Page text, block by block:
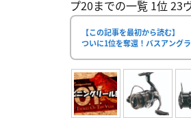
プ20までの一覧 1位 23
【この記事を最初から読む】
ついに1位を奪還！バスアング